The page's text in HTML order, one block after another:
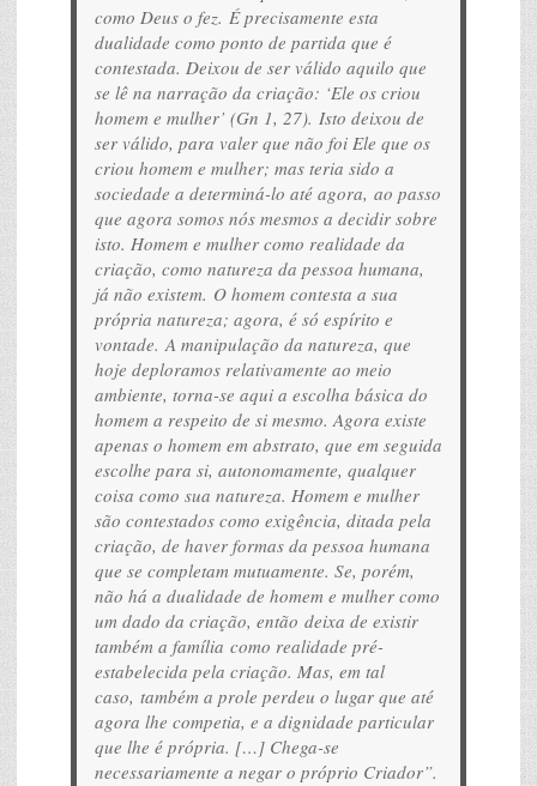
como Deus o fez. É precisamente esta
dualidade como ponto de partida que é
contestada. Deixou de ser válido aquilo que
se lê na narração da criação: ‘Ele os criou
homem e mulher’ (Gn 1, 27). Isto deixou de
ser válido, para valer que não foi Ele que os
criou homem e mulher; mas teria sido a
sociedade a determiná-lo até agora, ao passo
que agora somos nós mesmos a decidir sobre
isto. Homem e mulher como realidade da
criação, como natureza da pessoa humana,
já não existem. O homem contesta a sua
própria natureza; agora, é só espírito e
vontade. A manipulação da natureza, que
hoje deploramos relativamente ao meio
ambiente, torna-se aqui a escolha básica do
homem a respeito de si mesmo. Agora existe
apenas o homem em abstrato, que em seguida
escolhe para si, autonomamente, qualquer
coisa como sua natureza. Homem e mulher
são contestados como exigência, ditada pela
criação, de haver formas da pessoa humana
que se completam mutuamente. Se, porém,
não há a dualidade de homem e mulher como
um dado da criação, então deixa de existir
também a família como realidade pré-
estabelecida pela criação. Mas, em tal
caso, também a prole perdeu o lugar que até
agora lhe competia, e a dignidade particular
que lhe é própria. […] Chega-se
necessariamente a negar o próprio Criador”.